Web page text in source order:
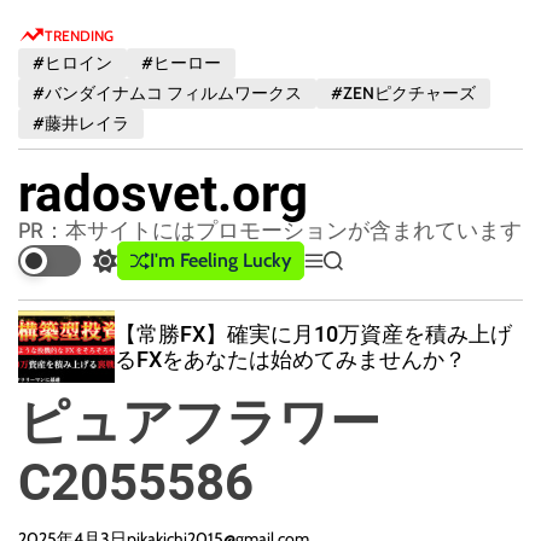
TRENDING
#ヒロイン
#ヒーロー
#バンダイナムコ フィルムワークス
#ZENピクチャーズ
#藤井レイラ
radosvet.org
PR：本サイトにはプロモーションが含まれています
S
w
i
t
c
c
o
l
o
m
I'm Feeling Lucky
M
e
u
S
e
r
c
【常勝FX】確実に月10万資産を積み上げ
るFXをあなたは始めてみませんか？
ピュアフラワー
C2055586